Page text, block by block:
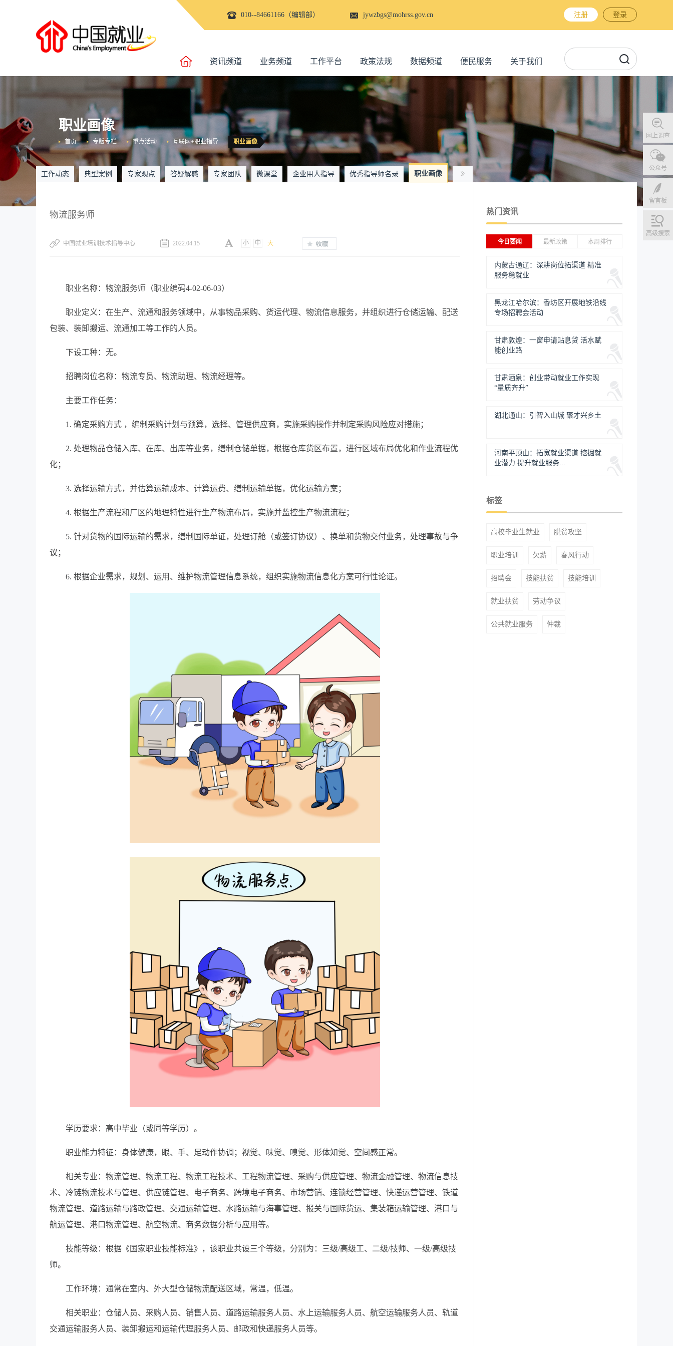
010--84661166（编辑部） jywzbgs@mohrss.gov.cn 注册 登录
资讯频道 业务频道 工作平台 政策法规 数据频道 便民服务 关于我们
网上调查
公众号
留言板
高级搜索
职业画像
职业画像
互联网+职业指导
重点活动
专版专栏
首页
工作动态 典型案例 专家观点 答疑解惑 专家团队 微课堂 企业用人指导 优秀指导师名录 职业画像
物流服务师
中国就业培训技术指导中心 2022.04.15 小 中 大
职业名称：物流服务师（职业编码4-02-06-03）
职业定义：在生产、流通和服务领域中，从事物品采购、货运代理、物流信息服务，并组织进行仓储运输、配送
包装、装卸搬运、流通加工等工作的人员。
下设工种：无。
招聘岗位名称：物流专员、物流助理、物流经理等。
主要工作任务：
1. 确定采购方式 ，编制采购计划与预算，选择、管理供应商，实施采购操作并制定采购风险应对措施；
2. 处理物品仓储入库、在库、出库等业务，缮制仓储单据，根据仓库货区布置，进行区域布局优化和作业流程优
化；
3. 选择运输方式，并估算运输成本、计算运费、缮制运输单据，优化运输方案；
4. 根据生产流程和厂区的地理特性进行生产物流布局，实施并监控生产物流流程；
5. 针对货物的国际运输的需求，缮制国际单证，处理订舱（或签订协议）、换单和货物交付业务，处理事故与争
议；
6. 根据企业需求，规划、运用、维护物流管理信息系统，组织实施物流信息化方案可行性论证。
学历要求：高中毕业（或同等学历）。
职业能力特征：身体健康，眼、手、足动作协调；视觉、味觉、嗅觉、形体知觉、空间感正常。
相关专业：物流管理、物流工程、物流工程技术、工程物流管理、采购与供应管理、物流金融管理、物流信息技
术、冷链物流技术与管理、供应链管理、电子商务、跨境电子商务、市场营销、连锁经营管理、快递运营管理、铁道
物流管理、道路运输与路政管理、交通运输管理、水路运输与海事管理、报关与国际货运、集装箱运输管理、港口与
航运管理、港口物流管理、航空物流、商务数据分析与应用等。
技能等级：根据《国家职业技能标准》，该职业共设三个等级，分别为：三级/高级工、二级/技师、一级/高级技
师。
工作环境：通常在室内、外大型仓储物流配送区域，常温，低温。
相关职业：仓储人员、采购人员、销售人员、道路运输服务人员、水上运输服务人员、航空运输服务人员、轨道
交通运输服务人员、装卸搬运和运输代理服务人员、邮政和快递服务人员等。
热门资讯
今日要闻 最新政策 本周排行
内蒙古通辽：深耕岗位拓渠道 精准
服务稳就业
黑龙江哈尔滨：香坊区开展地铁沿线
专场招聘会活动
甘肃敦煌：一窗申请贴息贷 活水赋
能创业路
甘肃酒泉：创业带动就业工作实现
“量质齐升”
湖北通山：引智入山城 聚才兴乡土
河南平顶山：拓宽就业渠道 挖掘就
业潜力 提升就业服务...
标签
高校毕业生就业 脱贫攻坚
职业培训 欠薪 春风行动
招聘会 技能扶贫 技能培训
就业扶贫 劳动争议
公共就业服务 仲裁